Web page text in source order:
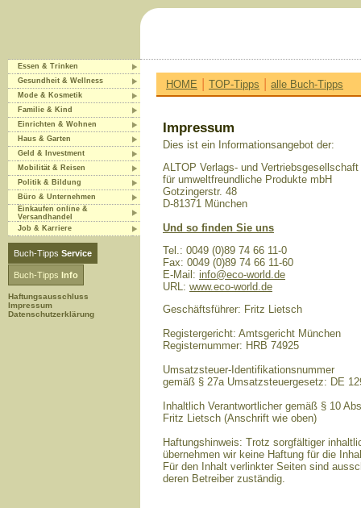
Essen & Trinken
Gesundheit & Wellness
Mode & Kosmetik
Familie & Kind
Einrichten & Wohnen
Haus & Garten
Geld & Investment
Mobilität & Reisen
Politik & Bildung
Büro & Unternehmen
Einkaufen online &
Versandhandel
Job & Karriere
Buch-Tipps Service
Buch-Tipps Info
Haftungsausschluss
Impressum
Datenschutzerklärung
HOME | TOP-Tipps | alle Buch-Tipps
Impressum
Dies ist ein Informationsangebot der:
ALTOP Verlags- und Vertriebsgesellschaft
für umweltfreundliche Produkte mbH
Gotzingerstr. 48
D-81371 München
Und so finden Sie uns
Tel.: 0049 (0)89 74 66 11-0
Fax: 0049 (0)89 74 66 11-60
E-Mail: info@eco-world.de
URL: www.eco-world.de
Geschäftsführer: Fritz Lietsch
Registergericht: Amtsgericht München
Registernummer: HRB 74925
Umsatzsteuer-Identifikationsnummer
gemäß § 27a Umsatzsteuergesetz: DE
Inhaltlich Verantwortlicher gemäß § 10
Fritz Lietsch (Anschrift wie oben)
Haftungshinweis: Trotz sorgfältiger
übernehmen wir keine Haftung für die
Für den Inhalt verlinkter Seiten sind
deren Betreiber zuständig.